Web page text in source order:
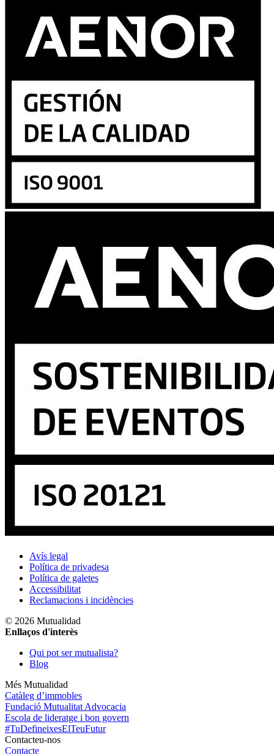
Avís legal
Política de privadesa
Política de galetes
Accessibilitat
Reclamacions i incidències
© 2026 Mutualidad
Enllaços d'interès
Qui pot ser mutualista?
Blog
Més Mutualidad
Catàleg d’immobles
Fundació Mutualitat Advocacia
Escola de lideratge i bon govern
#TuDefineixesElTeuFutur
Contacteu-nos
Contacte